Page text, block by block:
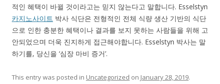
적인 혜택이 바뀔 것이라고는 믿지 않는다고 말합니다. Esselstyn
카지노사이트 박사 식단은 전형적인 전체 식량 생산 기반의 식단
으로 인한 충분한 혜택이나 결과를 보지 못하는 사람들을 위해 고
안되었으며 더욱 진지하게 접근해야합니다. Esselstyn 박사는 말
하기를, 당신을 ‘심장 마비 증거’.
This entry was posted in Uncategorized on January 28, 2019.